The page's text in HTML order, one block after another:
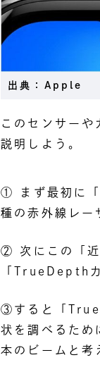
出典：Apple
このセンサー
説明しよう。
① まず最初に「
種の赤外線レー
② 次にこの「近
「TrueDepth
③すると「
状を調べるため
本のビームと考